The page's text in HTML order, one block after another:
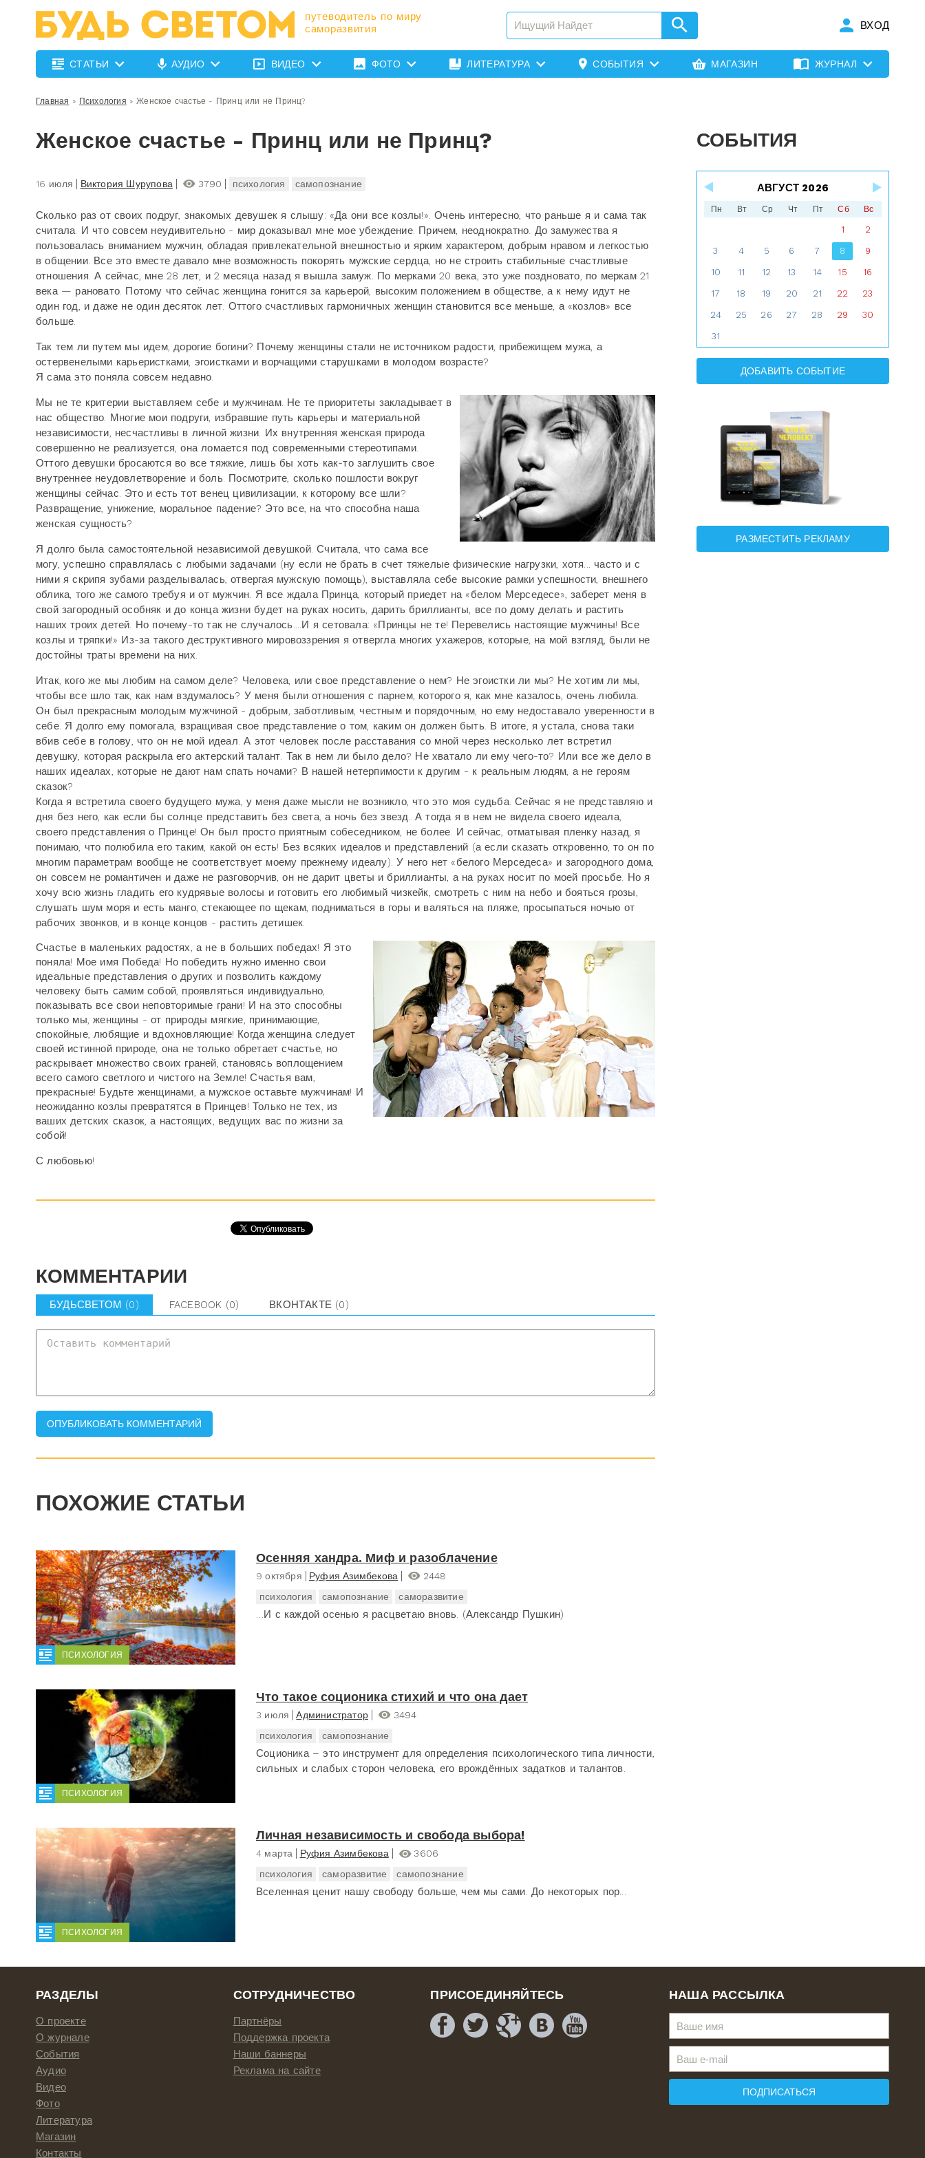
путеводитель по миру
саморазвития
ВХОД
СТАТЬИ АУДИО ВИДЕО ФОТО ЛИТЕРАТУРА СОБЫТИЯ МАГАЗИН ЖУРНАЛ
Главная » Психология » Женское счастье - Принц или не Принц?
Женское счастье - Принц или не Принц?
16 июля Виктория Шурупова 3790 психология самопознание
Сколько раз от своих подруг, знакомых девушек я слышу: «Да они все козлы!». Очень интересно, что раньше я и сама так
считала. И что совсем неудивительно - мир доказывал мне мое убеждение. Причем, неоднократно. До замужества я
пользовалась вниманием мужчин, обладая привлекательной внешностью и ярким характером, добрым нравом и легкостью
в общении. Все это вместе давало мне возможность покорять мужские сердца, но не строить стабильные счастливые
отношения. А сейчас, мне 28 лет, и 2 месяца назад я вышла замуж. По мерками 20 века, это уже поздновато, по меркам 21
века — рановато. Потому что сейчас женщина гонится за карьерой, высоким положением в обществе, а к нему идут не
один год, и даже не один десяток лет. Оттого счастливых гармоничных женщин становится все меньше, а «козлов» все
больше.
Так тем ли путем мы идем, дорогие богини? Почему женщины стали не источником радости, прибежищем мужа, а
остервенелыми карьеристками, эгоистками и ворчащими старушками в молодом возрасте?
Я сама это поняла совсем недавно.
Мы не те критерии выставляем себе и мужчинам. Не те приоритеты закладывает в
нас общество. Многие мои подруги, избравшие путь карьеры и материальной
независимости, несчастливы в личной жизни. Их внутренняя женская природа
совершенно не реализуется, она ломается под современными стереотипами.
Оттого девушки бросаются во все тяжкие, лишь бы хоть как-то заглушить свое
внутреннее неудовлетворение и боль. Посмотрите, сколько пошлости вокруг
женщины сейчас. Это и есть тот венец цивилизации, к которому все шли?
Развращение, унижение, моральное падение? Это все, на что способна наша
женская сущность?
Я долго была самостоятельной независимой девушкой. Считала, что сама все
могу, успешно справлялась с любыми задачами (ну если не брать в счет тяжелые физические нагрузки, хотя... часто и с
ними я скрипя зубами разделывалась, отвергая мужскую помощь), выставляла себе высокие рамки успешности, внешнего
облика, того же самого требуя и от мужчин. Я все ждала Принца, который приедет на «белом Мерседесе», заберет меня в
свой загородный особняк и до конца жизни будет на руках носить, дарить бриллианты, все по дому делать и растить
наших троих детей. Но почему-то так не случалось....И я сетовала: «Принцы не те! Перевелись настоящие мужчины! Все
козлы и тряпки!» Из-за такого деструктивного мировоззрения я отвергла многих ухажеров, которые, на мой взгляд, были не
достойны траты времени на них.
Итак, кого же мы любим на самом деле? Человека, или свое представление о нем? Не эгоистки ли мы? Не хотим ли мы,
чтобы все шло так, как нам вздумалось? У меня были отношения с парнем, которого я, как мне казалось, очень любила.
Он был прекрасным молодым мужчиной - добрым, заботливым, честным и порядочным, но ему недоставало уверенности в
себе. Я долго ему помогала, взращивая свое представление о том, каким он должен быть. В итоге, я устала, снова таки
вбив себе в голову, что он не мой идеал. А этот человек после расставания со мной через несколько лет встретил
девушку, которая раскрыла его актерский талант. Так в нем ли было дело? Не хватало ли ему чего-то? Или все же дело в
наших идеалах, которые не дают нам спать ночами? В нашей нетерпимости к другим - к реальным людям, а не героям
сказок?
Когда я встретила своего будущего мужа, у меня даже мысли не возникло, что это моя судьба. Сейчас я не представляю и
дня без него, как если бы солнце представить без света, а ночь без звезд...А тогда я в нем не видела своего идеала,
своего представления о Принце! Он был просто приятным собеседником, не более. И сейчас, отматывая пленку назад, я
понимаю, что полюбила его таким, какой он есть! Без всяких идеалов и представлений (а если сказать откровенно, то он по
многим параметрам вообще не соответствует моему прежнему идеалу). У него нет «белого Мерседеса» и загородного дома,
он совсем не романтичен и даже не разговорчив, он не дарит цветы и бриллианты, а на руках носит по моей просьбе. Но я
хочу всю жизнь гладить его кудрявые волосы и готовить его любимый чизкейк, смотреть с ним на небо и бояться грозы,
слушать шум моря и есть манго, стекающее по щекам, подниматься в горы и валяться на пляже, просыпаться ночью от
рабочих звонков, и в конце концов - растить детишек.
Счастье в маленьких радостях, а не в больших победах! Я это
поняла! Мое имя Победа! Но победить нужно именно свои
идеальные представления о других и позволить каждому
человеку быть самим собой, проявляться индивидуально,
показывать все свои неповторимые грани! И на это способны
только мы, женщины - от природы мягкие, принимающие,
спокойные, любящие и вдохновляющие! Когда женщина следует
своей истинной природе, она не только обретает счастье, но
раскрывает множество своих граней, становясь воплощением
всего самого светлого и чистого на Земле! Счастья вам,
прекрасные! Будьте женщинами, а мужское оставьте мужчинам! И
неожиданно козлы превратятся в Принцев! Только не тех, из
ваших детских сказок, а настоящих, ведущих вас по жизни за
собой!
С любовью!
КОММЕНТАРИИ
БУДЬСВЕТОМ (0) FACEBOOK (0) ВКОНТАКТЕ (0)
ПОХОЖИЕ СТАТЬИ
ПСИХОЛОГИЯ
Осенняя хандра. Миф и разоблачение
9 октября Руфия Азимбекова
2448
психология
самопознание саморазвитие
…И с каждой осенью я расцветаю вновь. (Александр Пушкин)
ПСИХОЛОГИЯ
Что такое соционика стихий и что она дает
3 июля Администратор
3494
психология
самопознание
Соционика – это инструмент для определения психологического типа личности,
сильных и слабых сторон человека, его врождённых задатков и талантов.
ПСИХОЛОГИЯ
Личная независимость и свобода выбора!
4 марта Руфия Азимбекова
3606
психология
саморазвитие самопознание
Вселенная ценит нашу свободу больше, чем мы сами. До некоторых пор...
СОБЫТИЯ
АВГУСТ 2026
Пн Вт Ср Чт Пт Сб Вс
1 2
3 4 5 6 7 8 9
10 11 12 13 14 15 16
17 18 19 20 21 22 23
24 25 26 27 28 29 30
31
ДОБАВИТЬ СОБЫТИЕ
РАЗМЕСТИТЬ РЕКЛАМУ
РАЗДЕЛЫ
О проекте
О журнале
События
Аудио
Видео
Фото
Литература
Магазин
Контакты
СОТРУДНИЧЕСТВО
Партнёры
Поддержка проекта
Наши баннеры
Реклама на сайте
ПРИСОЕДИНЯЙТЕСЬ НАША РАССЫЛКА
ПОДПИСАТЬСЯ